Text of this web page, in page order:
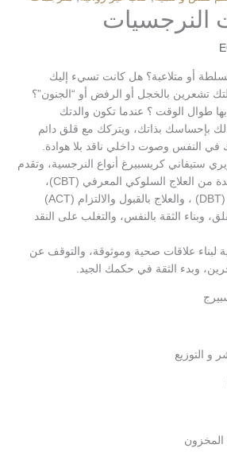
النرجسيات
أو متلاعبة؟ هل كانت تسيء إليك
تشعرين بالخجل أو الرفض أو “الجنون”؟
طوال الوقت ؟ عندما تكون والدتك
بإحساسك بذاتك، ويتركك مع قلق دائم
النفس وصوت داخلي ناقد بلا هوادة.
ستيفاني كريسبيرغ أنواع النرجسية، وتقدم
إستراتيجيات فعّالة مستمدة من العلاج السلوكي المعرفي (CBT)،
والعلاج السلوكي الجدلي (DBT) ، والعلاج بالقبول والالتزام (ACT)
وبناء الثقة بالنفس، والتغلب على النقد
لبناء علاقات صحية وموثوقة، والتوقف عن
وبدء الثقة في حكمك الجيد.
و التوزيع